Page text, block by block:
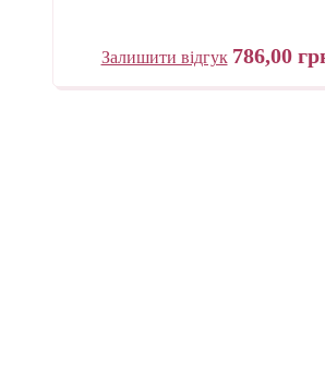
Залишити відгук 786,00